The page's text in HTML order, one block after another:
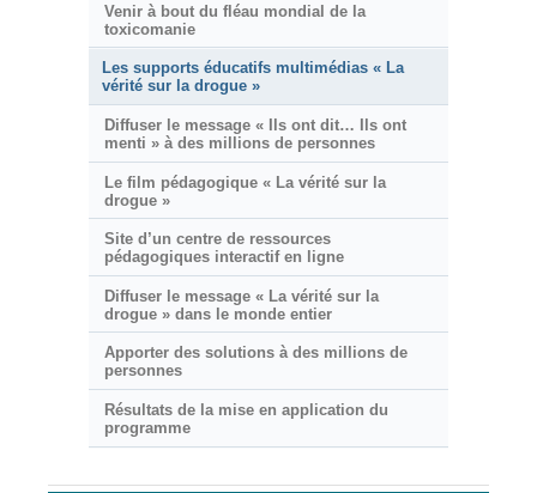
Venir à bout du fléau mondial de la
toxicomanie
Les supports éducatifs multimédias « La
vérité sur la drogue »
Diffuser le message « Ils ont dit… Ils ont
menti » à des millions de personnes
Le film pédagogique « La vérité sur la
drogue »
Site d’un centre de ressources
pédagogiques interactif en ligne
Diffuser le message « La vérité sur la
drogue » dans le monde entier
Apporter des solutions à des millions de
personnes
Résultats de la mise en application du
programme